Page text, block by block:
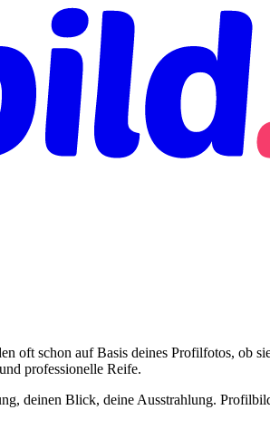
oft schon auf Basis deines Profilfotos, ob
professionelle Reife.
deinen Blick, deine Ausstrahlung.